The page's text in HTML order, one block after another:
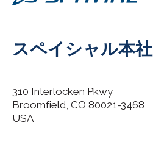
I agree to allow Spatial Corp
スペイシャル本社
310 Interlocken Pkwy
Broomfield, CO 80021-3468
USA